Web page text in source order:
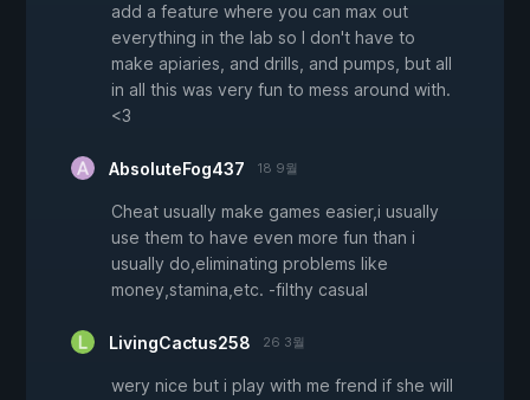
add a feature where you can max out
everything in the lab so I don't have to
make apiaries, and drills, and pumps, but all
in all this was very fun to mess around with.
<3
AbsoluteFog437 18 9월
Cheat usually make games easier,i usually
use them to have even more fun than i
usually do,eliminating problems like
money,stamina,etc. -filthy casual
LivingCactus258 26 3월
wery nice but i play with me frend if she will